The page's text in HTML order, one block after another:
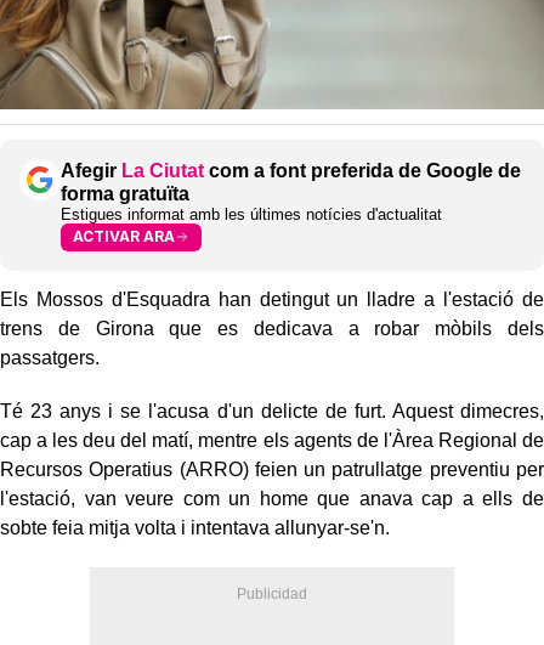
Afegir La Ciutat com a font preferida de Google de
forma gratuïta
Estigues informat amb les últimes notícies d'actualitat
ACTIVAR ARA
Els Mossos d'Esquadra han detingut un lladre a l'estació de
trens de Girona que es dedicava a robar mòbils dels
passatgers.
Té 23 anys i se l'acusa d'un delicte de furt. Aquest dimecres,
cap a les deu del matí, mentre els agents de l'Àrea Regional de
Recursos Operatius (ARRO) feien un patrullatge preventiu per
l'estació, van veure com un home que anava cap a ells de
sobte feia mitja volta i intentava allunyar-se'n.